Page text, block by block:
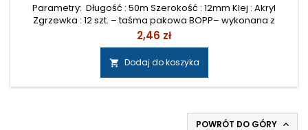
Parametry: Długość : 50m Szerokość : 12mm Klej : Akryl
Zgrzewka : 12 szt. – taśma pakowa BOPP– wykonana z
polipropylenu– pokryta emulsyjnym klejem akrylowym–
przyczepna do większości powierzchni– odporna na
zrywanie– doskonała do zaklejania kartonów o szerokim
zakresie wag– przyjazna dla środowiska– nie zawiera
substancji trujących– stabilna substancja...
Cena
2,46 zł
 Dodaj do koszyka
POWRÓT DO GÓRY 